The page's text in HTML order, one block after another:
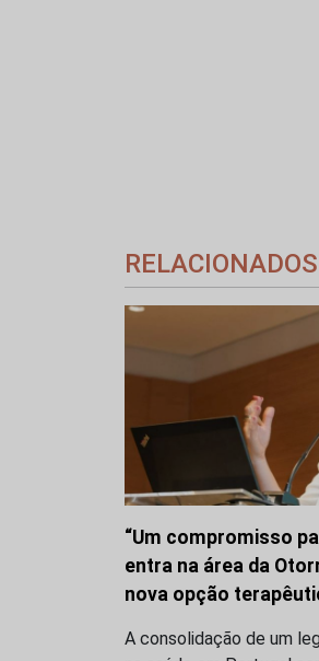
RELACIONADOS
“Um compromisso
entra na área da
nova opção
A consolidação de um